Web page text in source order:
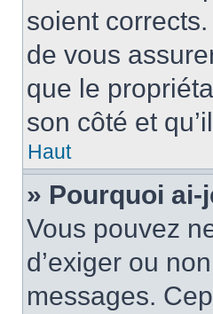
soient
de vous
que le
son côté et
Haut
» Pourquoi ai-
Vous pouvez
d’exiger ou
messages.